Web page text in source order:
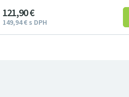
121 90€
149 94€ s DPH